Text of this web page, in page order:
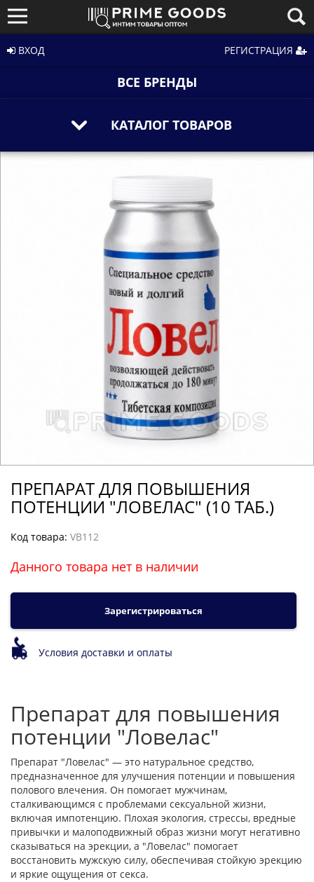
ВХОД РЕГИСТРАЦИЯ
ВСЕ БРЕНДЫ
КАТАЛОГ ТОВАРОВ
ПРЕПАРАТ ДЛЯ ПОВЫШЕНИЯ
ПОТЕНЦИИ "ЛОВЕЛАС" (10 ТАБ.)
Код товара: VB112
Данного товара нет в наличии
Зарегистрироваться
Условия доставки и оплаты
Препарат для повышения
потенции "Ловелас"
Препарат "Ловелас" — это натуральное средство,
предназначенное для улучшения потенции и повышения
полового влечения. Он помогает мужчинам,
сталкивающимся с проблемами сексуальной жизни,
включая импотенцию. Плохая экология, стрессы, вредные
привычки и малоподвижный образ жизни могут негативно
сказываться на эрекции, а "Ловелас" помогает
восстановить мужскую силу, обеспечивая стойкую эрекцию
и яркие ощущения от секса.